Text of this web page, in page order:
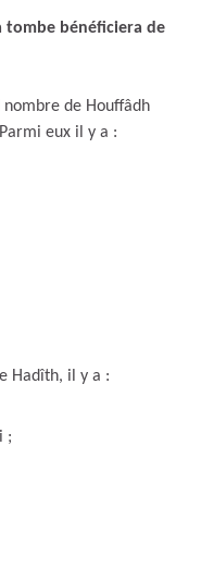
tombe bénéficiera de
de Houffâdh
eux il y a :
Hadîth, il y a :
;